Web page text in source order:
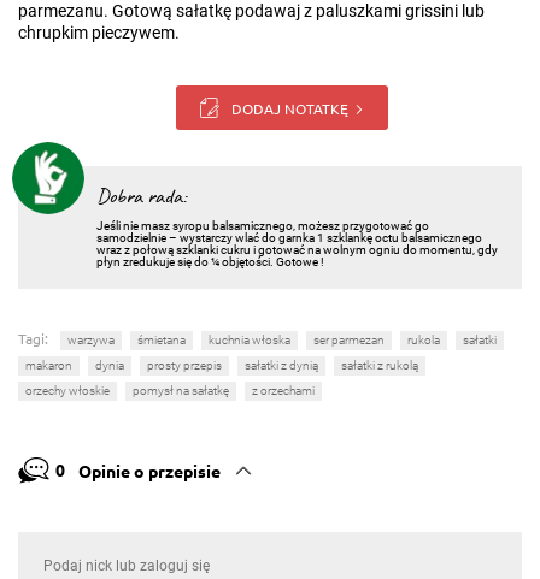
parmezanu. Gotową sałatkę podawaj z paluszkami grissini lub
chrupkim pieczywem.
DODAJ NOTATKĘ
Dobra rada:
Jeśli nie masz syropu balsamicznego, możesz przygotować go
samodzielnie – wystarczy wlać do garnka 1 szklankę octu balsamicznego
wraz z połową szklanki cukru i gotować na wolnym ogniu do momentu, gdy
płyn zredukuje się do ¼ objętości. Gotowe !
Tagi: warzywa śmietana kuchnia włoska ser parmezan rukola
sałatki
makaron
dynia prosty przepis sałatki z dynią
sałatki z rukolą
orzechy włoskie
pomysł na sałatkę z orzechami
0 Opinie o przepisie